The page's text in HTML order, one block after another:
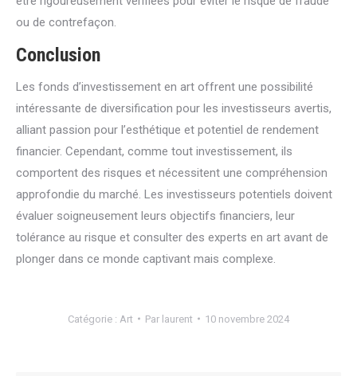
ou de contrefaçon.
Conclusion
Les fonds d’investissement en art offrent une possibilité
intéressante de diversification pour les investisseurs avertis,
alliant passion pour l’esthétique et potentiel de rendement
financier. Cependant, comme tout investissement, ils
comportent des risques et nécessitent une compréhension
approfondie du marché. Les investisseurs potentiels doivent
évaluer soigneusement leurs objectifs financiers, leur
tolérance au risque et consulter des experts en art avant de
plonger dans ce monde captivant mais complexe.
Catégorie : Art Par laurent 10 novembre 2024